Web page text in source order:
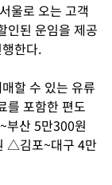
울로 오는 고객
인된 운임을 제공
한다.
할 수 있는 유류
를 포함한 편도
부산 5만300원
△김포~대구 4만